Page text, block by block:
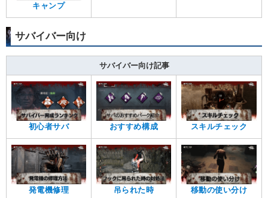
キャンプ
サバイバー向け
サバイバー向け記事
初心者サバ おすすめ構成 スキルチェック
発電機修理 吊られた時 移動の使い分け